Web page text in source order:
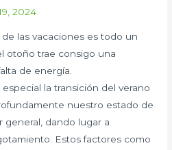
2024
las vacaciones es todo un
otoño trae consigo una
de energía.
la transición del verano
nuestro estado de
general, dando lugar a
Estos factores como